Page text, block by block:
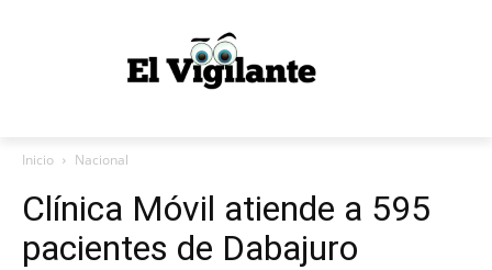
Inicio Nacional
Clínica Móvil atiende a 595
pacientes de Dabajuro